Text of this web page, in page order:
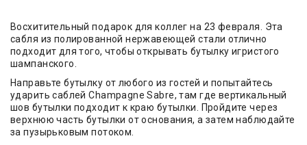
Восхитительный подарок для коллег на 23 февраля. Эта
сабля из полированной нержавеющей стали отлично
подходит для того, чтобы открывать бутылку игристого
шампанского.
Направьте бутылку от любого из гостей и попытайтесь
ударить саблей Champagne Sabre, там где вертикальный
шов бутылки подходит к краю бутылки. Пройдите через
верхнюю часть бутылки от основания, а затем наблюдайте
за пузырьковым потоком.